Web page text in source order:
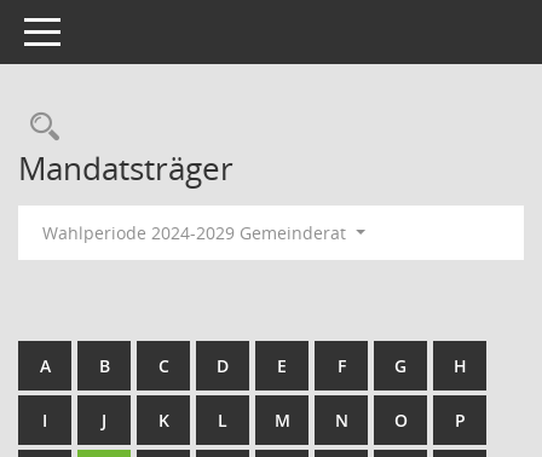
Toggle navigation
Rechercheauswahl
Mandatsträger
Wahlperiode 2024-2029 Gemeinderat
A B C D E F G H
I J K L M N O P